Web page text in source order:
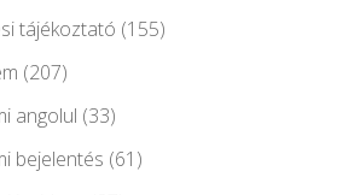
tájékoztató (155)
(207)
angolul (33)
bejelentés (61)